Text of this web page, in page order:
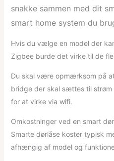
snakke sammen med dit
smart home system du
Hvis du vælge en model der
Zigbee burde det virke til de
Du skal være opmærksom på
bridge der skal sættes til
for at virke via wifi.
Omkostninger ved en smart
Smarte dørlåse koster typisk
afhængig af model og